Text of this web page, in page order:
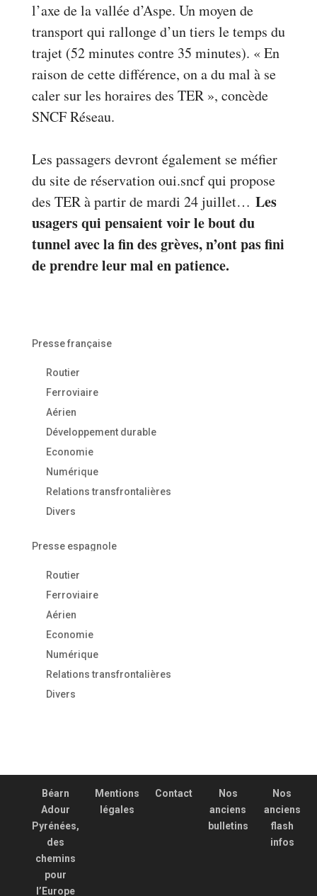
l’axe de la vallée d’Aspe. Un moyen de
transport qui rallonge d’un tiers le temps du
trajet (52 minutes contre 35 minutes). « En
raison de cette différence, on a du mal à se
caler sur les horaires des TER », concède
SNCF Réseau.
Les passagers devront également se méfier
du site de réservation oui.sncf qui propose
des TER à partir de mardi 24 juillet… Les
usagers qui pensaient voir le bout du
tunnel avec la fin des grèves, n’ont pas fini
de prendre leur mal en patience.
Presse française
Routier
Ferroviaire
Aérien
Développement durable
Economie
Numérique
Relations transfrontalières
Divers
Presse espagnole
Routier
Ferroviaire
Aérien
Economie
Numérique
Relations transfrontalières
Divers
Béarn
Adour
Pyrénées,
des
chemins
pour
l’Europe
Mentions
légales
Contact
Nos
anciens
bulletins
Nos
anciens
flash
infos